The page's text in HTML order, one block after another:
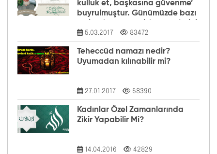
kulluk et, başkasına güvenme’
buyrulmuştur. Günümüzde bazı
her şartta şefaatçi kabul
etmektedir. Bu anlayış doğru
mudur?
5.03.2017 83472
Teheccüd namazı nedir?
Uyumadan kılınabilir mi?
27.01.2017 68390
Kadınlar Özel Zamanlarında
Zikir Yapabilir Mi?
14.04.2016 42829